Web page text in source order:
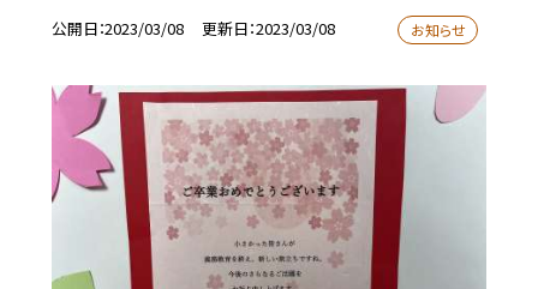
公開日 2023/03/08 更新日 2023/03/08 お知らせ